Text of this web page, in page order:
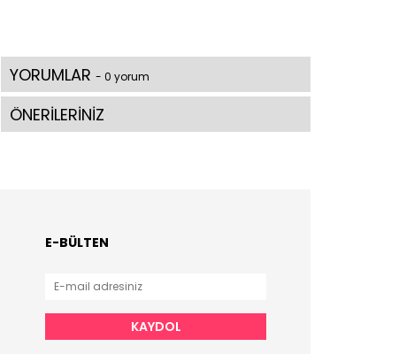
YORUMLAR - 0 yorum
ÖNERİLERİNİZ
E-BÜLTEN
KAYDOL